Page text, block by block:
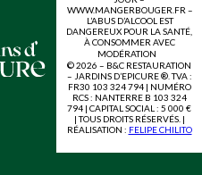
WWW.MANGERBOUGER.FR –
L’ABUS D’ALCOOL EST
DANGEREUX POUR LA SANTÉ,
À CONSOMMER AVEC
MODÉRATION
© 2026 – B&C RESTAURATION
– JARDINS D’EPICURE ®. TVA :
FR30 103 324 794 | NUMÉRO
RCS : NANTERRE B 103 324
794 | CAPITAL SOCIAL : 5 000 €
| TOUS DROITS RÉSERVÉS. |
RÉALISATION : FELIPE CHILITO